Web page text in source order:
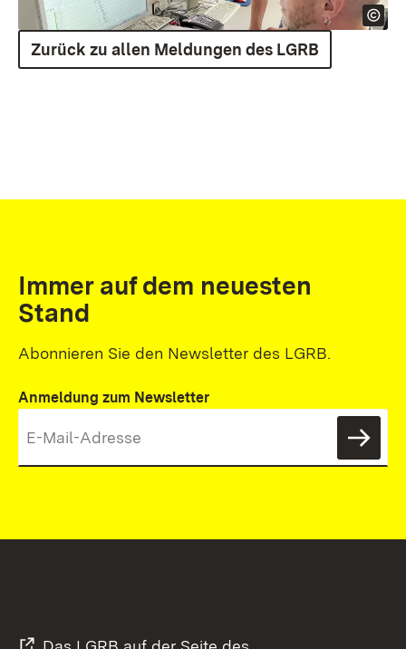
Zurück zu allen Meldungen des LGRB
Immer auf dem neuesten
Stand
Abonnieren Sie den Newsletter des LGRB.
Anmeldung zum Newsletter